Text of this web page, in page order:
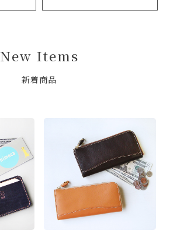
New Items
新着商品